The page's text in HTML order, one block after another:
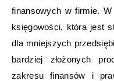
finansowych w firmie.
księgowości, która jest
dla mniejszych
bardziej złożonych
zakresu finansów i